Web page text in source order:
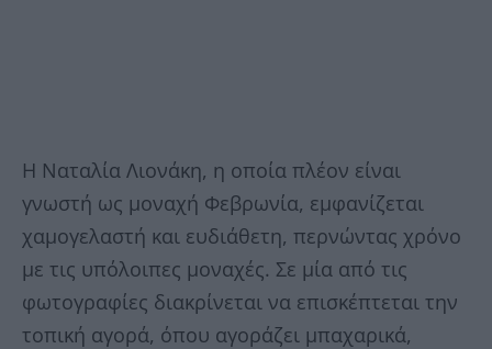
Η Ναταλία Λιονάκη, η οποία πλέον είναι
γνωστή ως μοναχή Φεβρωνία, εμφανίζεται
χαμογελαστή και ευδιάθετη, περνώντας χρόνο
με τις υπόλοιπες μοναχές. Σε μία από τις
φωτογραφίες διακρίνεται να επισκέπτεται την
τοπική αγορά, όπου αγοράζει μπαχαρικά,